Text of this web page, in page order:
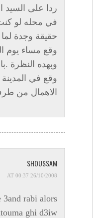
ردا على السيد
في محله لو
حقيقة وجدة
وقع مساء يوم
وبهده النظرة
وقع في
الاهمال من
SHOUSSAM
26/10/2008 AT 00:37
3and rabi alors
ghi d3iw